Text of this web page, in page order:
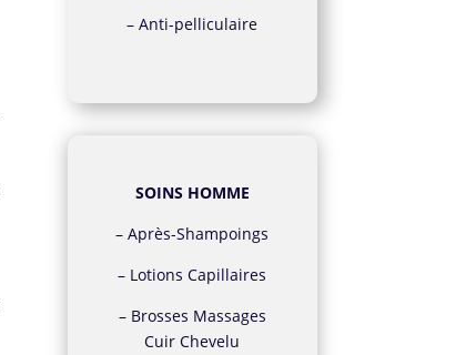
–Anti-pelliculaire
SOINS HOMME
–Après-Shampoings
– Lotions Capillaires
– Brosses Massages
Cuir Chevelu